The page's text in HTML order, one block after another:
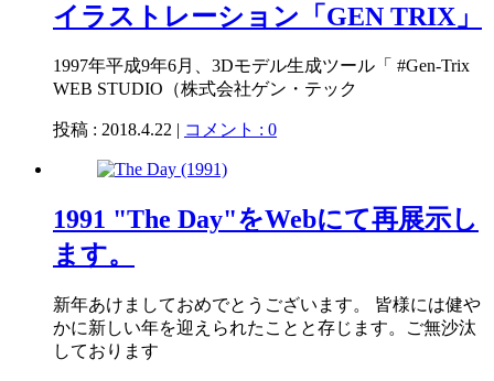
イラストレーション「GEN TRIX」
1997年平成9年6月、3Dモデル生成ツール「 #Gen-Trix
WEB STUDIO（株式会社ゲン・テック
投稿 : 2018.4.22 | コメント : 0
1991 "The Day"をWebにて再展示し
ます。
新年あけましておめでとうございます。 皆様には健や
かに新しい年を迎えられたことと存じます。ご無沙汰
しております